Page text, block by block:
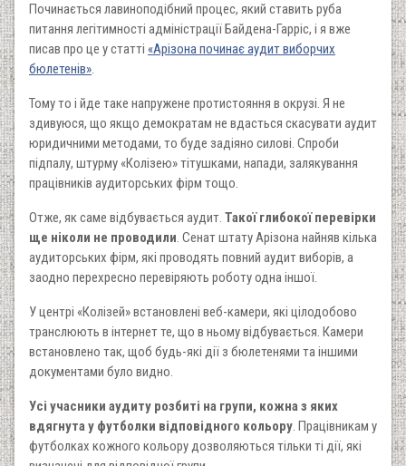
Починається лавиноподібний процес, який ставить руба
питання легітимності адміністрації Байдена-Гарріс, і я вже
писав про це у статті «Арізона починає аудит виборчих
бюлетенів».
Тому то і йде таке напружене протистояння в окрузі. Я не
здивуюся, що якщо демократам не вдасться скасувати аудит
юридичними методами, то буде задіяно силові. Спроби
підпалу, штурму «Колізею» тітушками, напади, залякування
працівників аудиторських фірм тощо.
Отже, як саме відбувається аудит. Такої глибокої перевірки
ще ніколи не проводили. Сенат штату Арізона найняв кілька
аудиторських фірм, які проводять повний аудит виборів, а
заодно перехресно перевіряють роботу одна іншої.
У центрі «Колізей» встановлені веб-камери, які цілодобово
транслюють в інтернет те, що в ньому відбувається. Камери
встановлено так, щоб будь-які дії з бюлетенями та іншими
документами було видно.
Усі учасники аудиту розбиті на групи, кожна з яких
вдягнута у футболки відповідного кольору. Працівникам у
футболках кожного кольору дозволяються тільки ті дії, які